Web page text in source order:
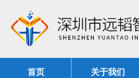
首页 关于我们